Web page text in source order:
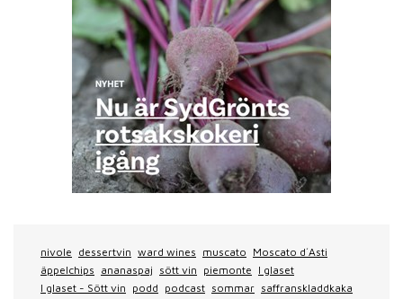
nivole dessertvin ward wines muscato Moscato d´Asti
äppelchips ananaspaj sött vin piemonte I glaset
I glaset - Sött vin podd podcast sommar saffranskladdkaka